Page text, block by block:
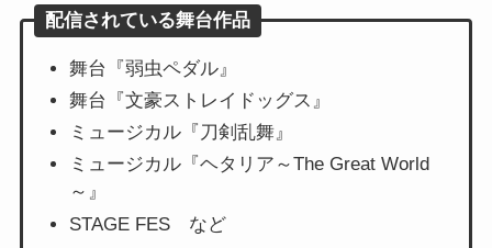
配信されている舞台作品
舞台『弱虫ペダル』
舞台『文豪ストレイドッグス』
ミュージカル『刀剣乱舞』
ミュージカル『ヘタリア～The Great World
～』
STAGE FES など